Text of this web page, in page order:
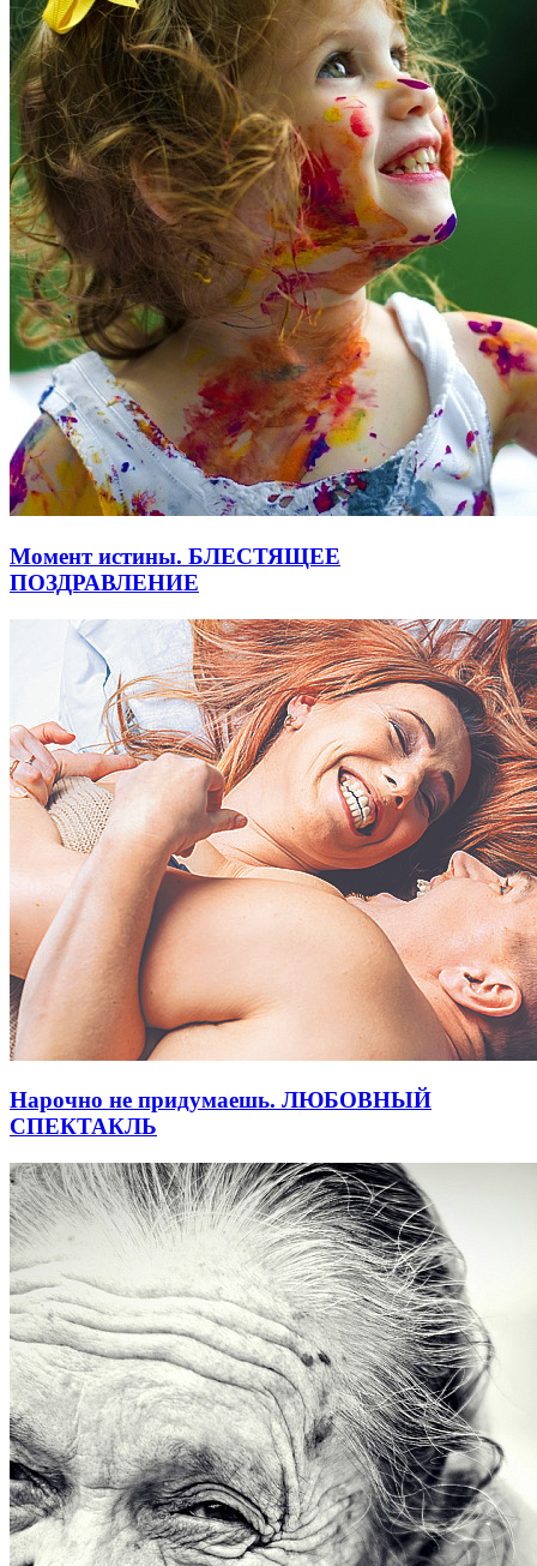
Момент истины. БЛЕСТЯЩЕЕ
ПОЗДРАВЛЕНИЕ
Нарочно не придумаешь. ЛЮБОВНЫЙ
СПЕКТАКЛЬ